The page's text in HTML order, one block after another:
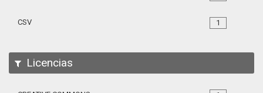
1
CSV
Licencias